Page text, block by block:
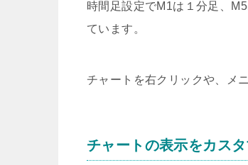
時間足設定でM1は１分足、
ています。
チャートを右クリックや、メ
チャートの表示をカス